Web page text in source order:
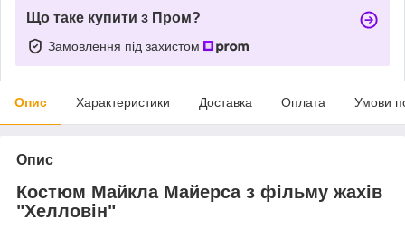
Що таке купити з Пром?
Замовлення під захистом
Опис Характеристики Доставка Оплата Умови
Опис
Костюм Майкла Майерса з фільму жахів
"Хелловін"